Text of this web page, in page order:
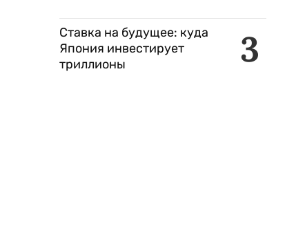
3
Ставка на будущее: куда
Япония инвестирует
триллионы